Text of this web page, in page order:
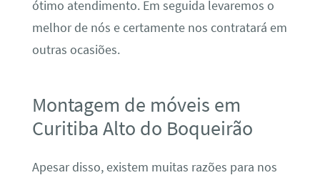
ótimo atendimento. Em seguida levaremos o
melhor de nós e certamente nos contratará em
outras ocasiões.
Montagem de móveis em
Curitiba Alto do Boqueirão
Apesar disso, existem muitas razões para nos